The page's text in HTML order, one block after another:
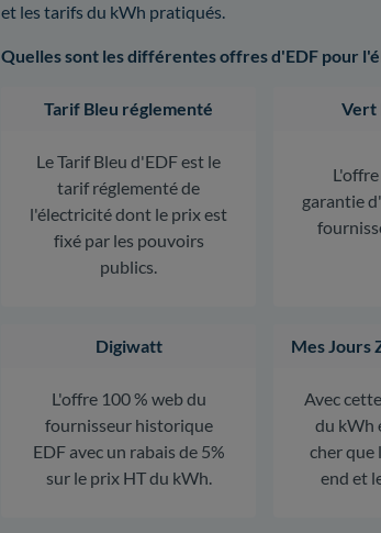
et les tarifs du kWh pratiqués.
Quelles sont les différentes offres d'EDF pour
Tarif Bleu réglementé
Le Tarif Bleu d'EDF est le
tarif réglementé de
l'électricité dont le prix est
fixé par les pouvoirs
publics.
Vert
garantie
Digiwatt
L'offre 100 % web du
fournisseur historique
EDF avec un rabais de 5%
sur le prix HT du kWh.
Mes Jours
Avec
du kWh
cher que
end et